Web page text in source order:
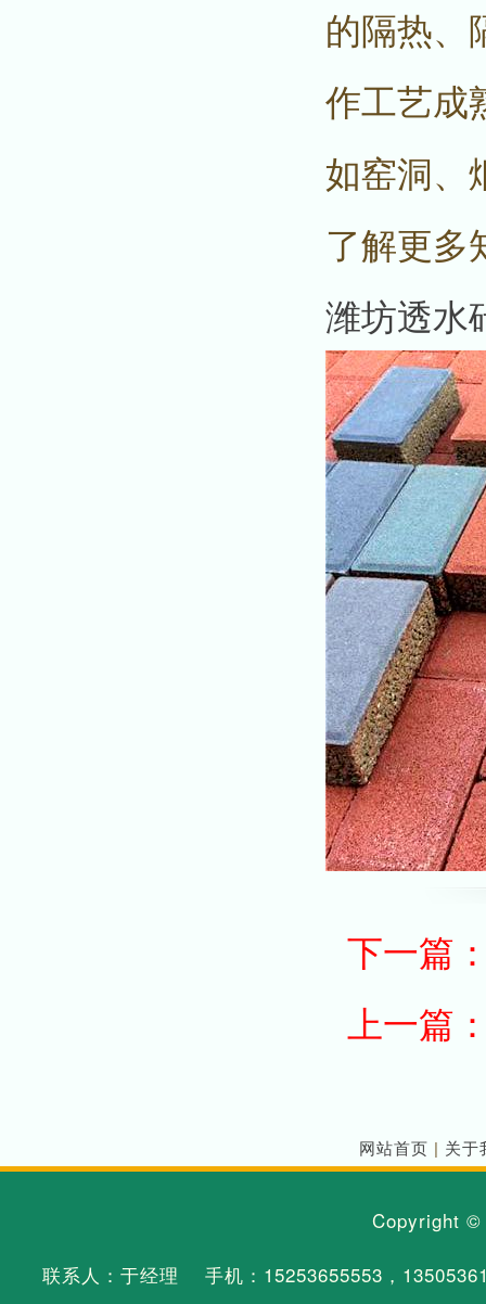
的隔热、
作工艺成
如窑洞、
了解更多
潍坊透水
下一篇
上一篇
网站首页 | 关于
Copyright
联系人：于经理 手机： 15253655553 ，